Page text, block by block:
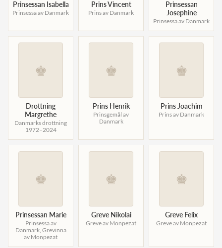
Marockanska kungahuset
Prinsessan Isabella
Prinsessa av Danmark
Prins Vincent
Prins av Danmark
Prinsessan
Josephine
Prinsessa av Danmark
♚
Drottning
Margrethe
Danmarks drottning
1972–2024
♚
Prins Henrik
Prinsgemål av
Danmark
♚
Prins Joachim
Prins av Danmark
♚
Prinsessan Marie
Prinsessa av
Danmark, Grevinna
av Monpezat
♚
Greve Nikolai
Greve av Monpezat
♚
Greve Felix
Greve av Monpezat